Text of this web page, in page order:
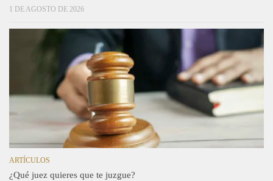
1 DE AGOSTO DE 2026
ARTÍCULOS
¿Qué juez quieres que te juzgue?